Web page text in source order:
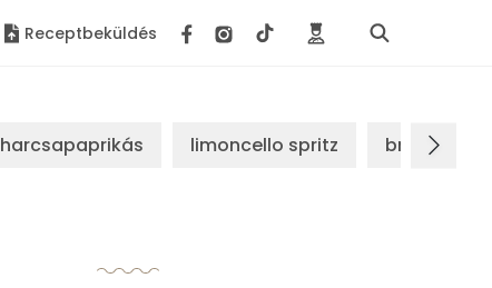
Receptbeküldés
harcsapaprikás limoncello spritz brassói